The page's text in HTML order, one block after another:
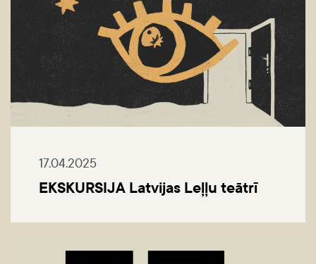
17.04.2025
EKSKURSIJA Latvijas Leļļu teātrī